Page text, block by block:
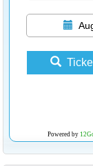
Powered by